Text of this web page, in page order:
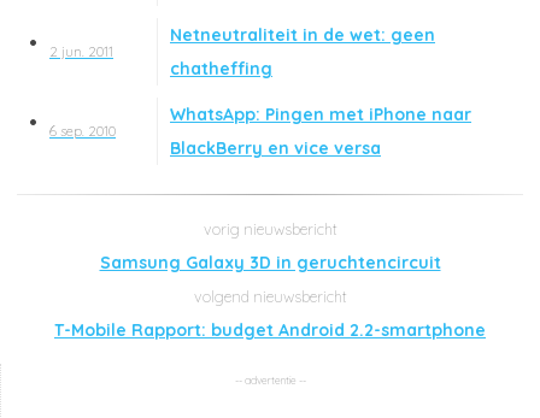
2 jun. 2011
Netneutraliteit in de wet: geen
chatheffing
6 sep. 2010
WhatsApp: Pingen met iPhone naar
BlackBerry en vice versa
Samsung Galaxy 3D in geruchtencircuit
T-Mobile Rapport: budget Android 2.2-smartphone